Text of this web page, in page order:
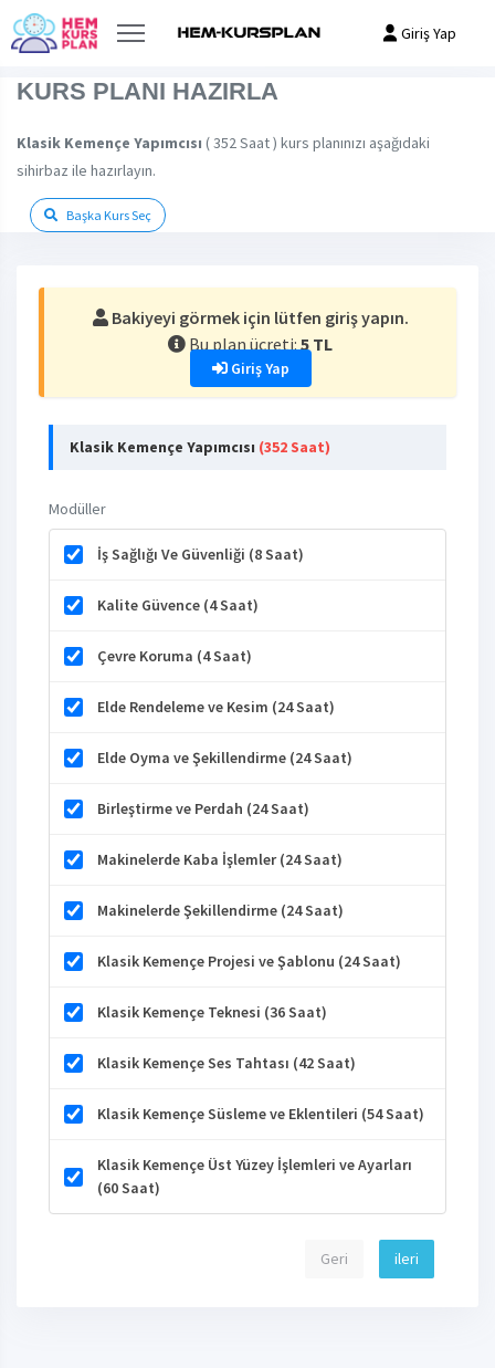
Giriş Yap
KURS PLANI HAZIRLA
Klasik Kemençe Yapımcısı ( 352 Saat ) kurs planınızı aşağıdaki
sihirbaz ile hazırlayın.
Başka Kurs Seç
Bakiyeyi görmek için lütfen giriş yapın.
Bu plan ücreti:5 TL
Giriş Yap
Klasik Kemençe Yapımcısı (352 Saat)
Modüller
İş Sağlığı Ve Güvenliği (8 Saat)
Kalite Güvence (4 Saat)
Çevre Koruma (4 Saat)
Elde Rendeleme ve Kesim (24 Saat)
Elde Oyma ve Şekillendirme (24 Saat)
Birleştirme ve Perdah (24 Saat)
Makinelerde Kaba İşlemler (24 Saat)
Makinelerde Şekillendirme (24 Saat)
Klasik Kemençe Projesi ve Şablonu (24 Saat)
Klasik Kemençe Teknesi (36 Saat)
Klasik Kemençe Ses Tahtası (42 Saat)
Klasik Kemençe Süsleme ve Eklentileri (54 Saat)
Klasik Kemençe Üst Yüzey İşlemleri ve Ayarları
(60 Saat)
Geri ileri